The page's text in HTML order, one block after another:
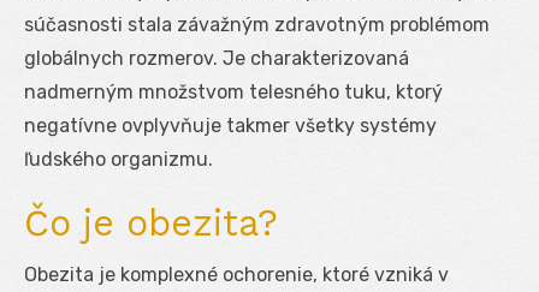
súčasnosti stala závažným zdravotným problémom
globálnych rozmerov. Je charakterizovaná
nadmerným množstvom telesného tuku, ktorý
negatívne ovplyvňuje takmer všetky systémy
ľudského organizmu.
Čo je obezita?
Obezita je komplexné ochorenie, ktoré vzniká v